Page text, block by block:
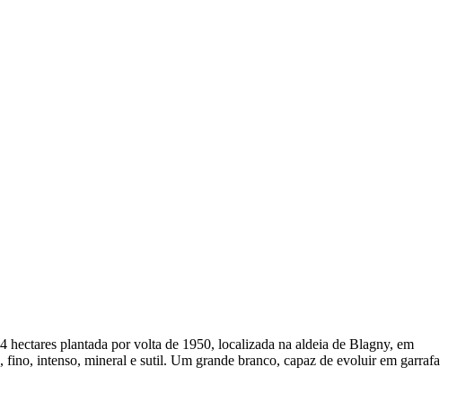
plantada por volta de 1950, localizada na aldeia de Blagny, em
intenso, mineral e sutil. Um grande branco, capaz de evoluir em garrafa